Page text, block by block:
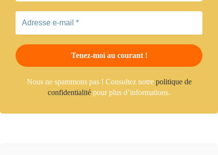
Nous ne spammons pas ! Consultez notre politique de
confidentialité pour plus d’informations.